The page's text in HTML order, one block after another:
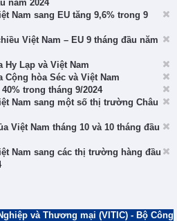
năm 2024
Nam sang EU tăng 9,6% trong 9
Việt Nam – EU 9 tháng đầu năm
Lạp và Việt Nam
hòa Séc và Việt Nam
trong tháng 9/2024
Nam sang một số thị trường Châu
Việt Nam tháng 10 và 10 tháng đầu
Nam sang các thị trường hàng đầu
và Thương mại (VITIC) - Bộ Công